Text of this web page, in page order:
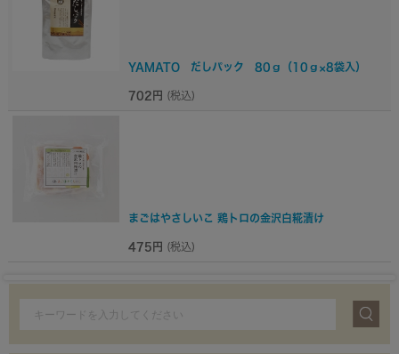
YAMATO だしパック 80ｇ（10ｇ×8袋入）
702円 (税込)
まごはやさしいこ 鶏トロの金沢白糀漬け
475円 (税込)